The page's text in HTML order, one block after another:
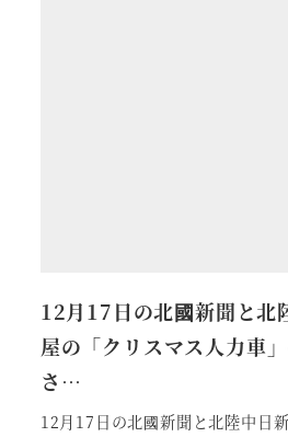
12月17日の北國新聞と北
屋の「クリスマス人力車
さ…
12月17日の北國新聞と北陸中日